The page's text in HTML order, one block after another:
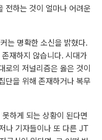
전하는 것이 얼마나 어려운
는 명확한 소신을 밝혔다.
재하지 않습니다. 시대가
로의 저널리즘은 옳은 것이
단을 위해 존재하거나 복무
하게 되는 상황이 된다면
나 기자들이나 또 다른 JT